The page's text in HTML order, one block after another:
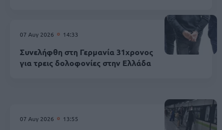
07 Αυγ 2026 14:33
Συνελήφθη στη Γερμανία 31χρονος
για τρεις δολοφονίες στην Ελλάδα
07 Αυγ 2026 13:55